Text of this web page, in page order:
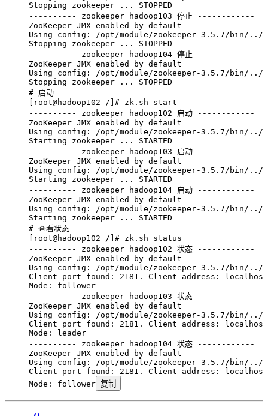
Stopping zookeeper ...
STOPPED
----------
zookeeper hadoop103 停止 ------------
ZooKeeper JMX enabled by default
Using config:
/opt/module/zookeeper-3.5.7/bin/../
Stopping zookeeper ...
STOPPED
----------
zookeeper hadoop104 停止 ------------
ZooKeeper JMX enabled by default
Using config:
/opt/module/zookeeper-3.5.7/bin/../
Stopping zookeeper ...
STOPPED
# 启动
[root@hadoop102 /]# zk.sh start
----------
zookeeper hadoop102 启动 ------------
ZooKeeper JMX enabled by default
Using config:
/opt/module/zookeeper-3.5.7/bin/../
Starting zookeeper ...
STARTED
----------
zookeeper hadoop103 启动 ------------
ZooKeeper JMX enabled by default
Using config:
/opt/module/zookeeper-3.5.7/bin/../
Starting zookeeper ...
STARTED
----------
zookeeper hadoop104 启动 ------------
ZooKeeper JMX enabled by default
Using config:
/opt/module/zookeeper-3.5.7/bin/../
Starting zookeeper ...
STARTED
# 查看状态
[root@hadoop102 /]# zk.sh status
----------
zookeeper hadoop102 状态 ------------
ZooKeeper JMX enabled by default
Using config:
/opt/module/zookeeper-3.5.7/bin/../
Client port found: 2181. Client address:
Mode:
follower
----------
zookeeper hadoop103 状态 ------------
ZooKeeper JMX enabled by default
Using config:
/opt/module/zookeeper-3.5.7/bin/../
Client port found: 2181. Client address:
Mode:
leader
----------
zookeeper hadoop104 状态 ------------
ZooKeeper JMX enabled by default
Using config:
/opt/module/zookeeper-3.5.7/bin/../
Client port found: 2181. Client address:
Mode:
follower 复制